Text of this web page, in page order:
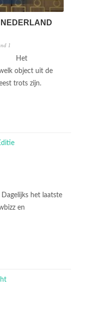
1
Het
object uit de
trots zijn.
Dagelijks het laatste
en